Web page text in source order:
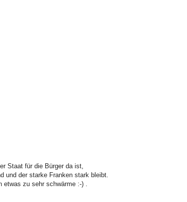
Staat für die Bürger da ist,
und der starke Franken stark bleibt.
zu sehr schwärme :-) .